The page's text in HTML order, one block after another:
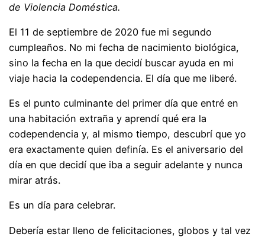
de Violencia Doméstica.
El 11 de septiembre de 2020 fue mi segundo
cumpleaños. No mi fecha de nacimiento biológica,
sino la fecha en la que decidí buscar ayuda en mi
viaje hacia la codependencia. El día que me liberé.
Es el punto culminante del primer día que entré en
una habitación extraña y aprendí qué era la
codependencia y, al mismo tiempo, descubrí que yo
era exactamente quien definía. Es el aniversario del
día en que decidí que iba a seguir adelante y nunca
mirar atrás.
Es un día para celebrar.
Debería estar lleno de felicitaciones, globos y tal vez